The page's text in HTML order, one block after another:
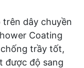
trên dây chuyền
Coating
trầy tốt,
được độ sang